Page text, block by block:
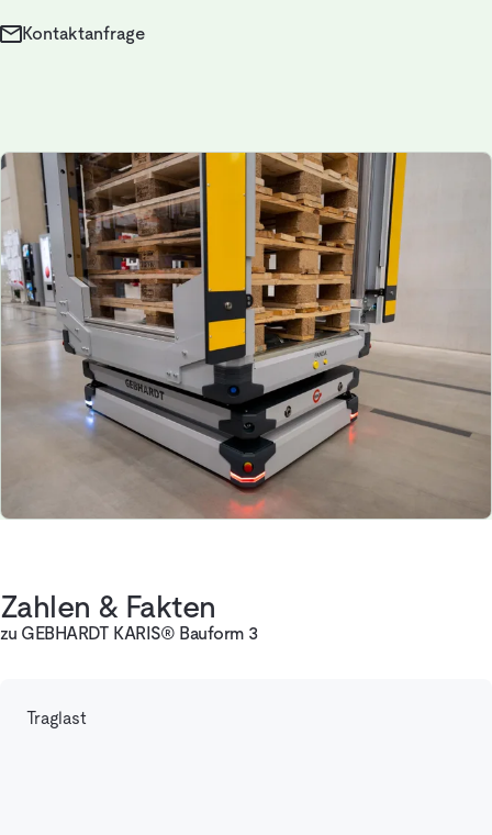
Kontaktanfrage
Zahlen & Fakten
zu GEBHARDT KARIS® Bauform 3
Traglast